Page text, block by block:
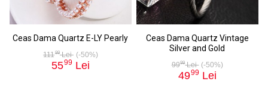
Ceas Dama Quartz E-LY Pearly
11199Lei (-50%)
5599 Lei
Ceas Dama Quartz Vintage
Silver and Gold
9999Lei (-50%)
4999 Lei